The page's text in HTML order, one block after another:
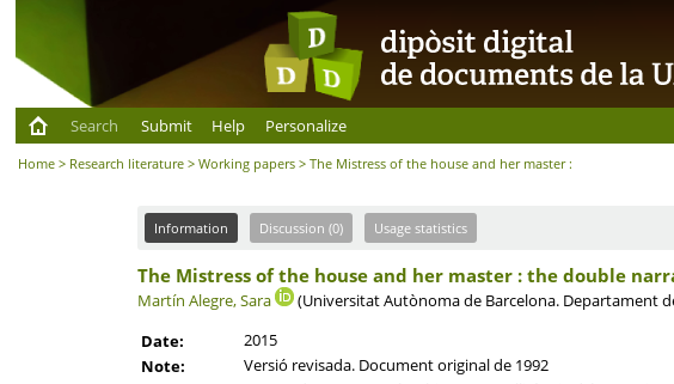
Search
Submit Help Personalize
Home > Research literature >Working papers > The Mistress of the house and her master :
Information Discussion (0) Usage statistics
The Mistress of the house and her master : the double
Martín Alegre, Sara
(Universitat Autònoma de Barcelona. Departament
Date:
2015
Note:
Versió revisada. Document original de 1992